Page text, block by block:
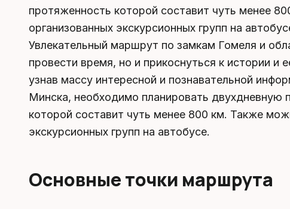
протяженность которой составит чуть менее
организованных экскурсионных групп на
Увлекательный маршрут по замкам Гомеля и
провести время, но и прикоснуться к истории и
узнав массу интересной и познавательной
Минска, необходимо планировать двухдневную
которой составит чуть менее 800 км. Также
экскурсионных групп на автобусе.
Основные точки маршрута